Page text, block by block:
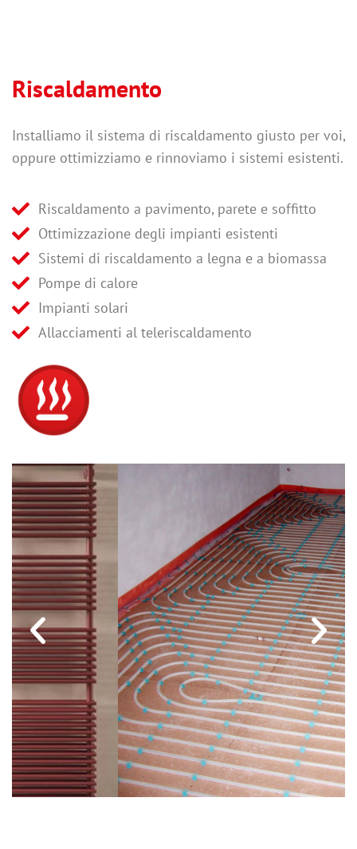
Riscaldamento
Installiamo il sistema di riscaldamento giusto per voi,
oppure ottimizziamo e rinnoviamo i sistemi esistenti.
Riscaldamento a pavimento, parete e soffitto
Ottimizzazione degli impianti esistenti
Sistemi di riscaldamento a legna e a biomassa
Pompe di calore
Impianti solari
Allacciamenti al teleriscaldamento